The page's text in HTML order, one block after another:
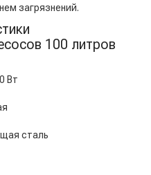
загрязнений.
100 литров
Вт
сталь